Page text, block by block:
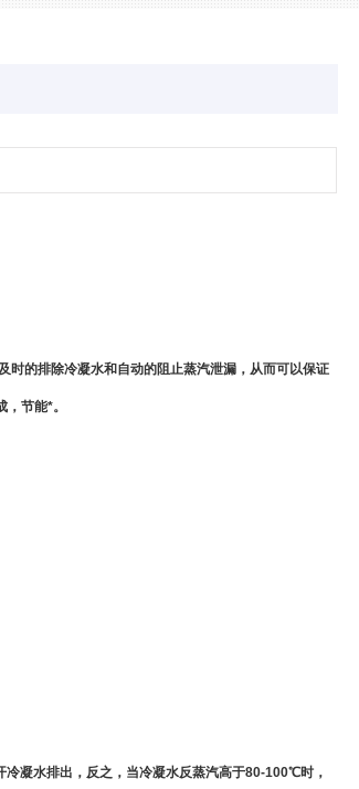
时的排除冷凝水和自动的阻止蒸汽泄漏，从而可以保证
节能*。
凝水排出，反之，当冷凝水反蒸汽高于80-100℃时，